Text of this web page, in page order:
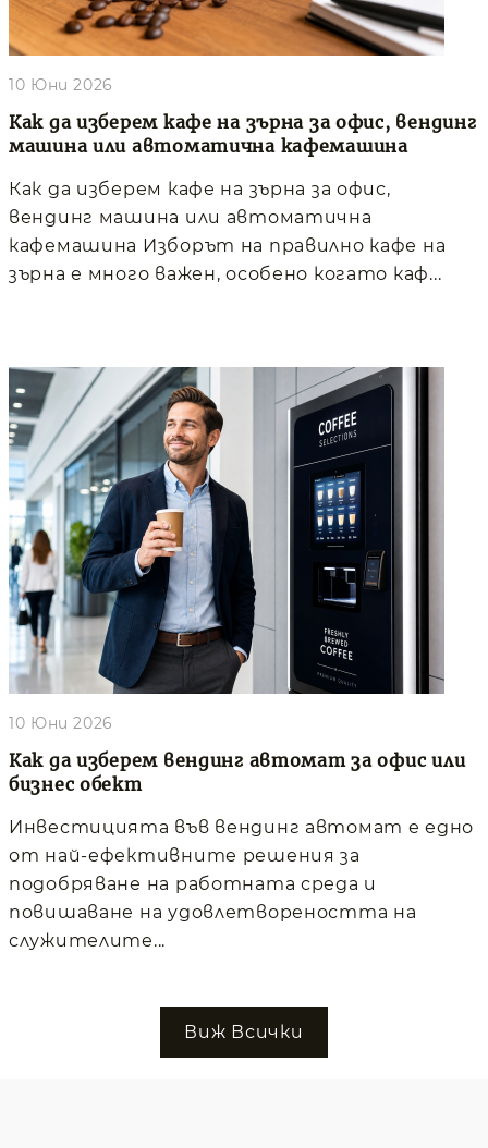
Как да изберем кафе на зърна за офис, вендинг
машина или автоматична кафемашина
10 Юни 2026
Как да изберем кафе на зърна за офис,
вендинг машина или автоматична
кафемашина Изборът на правилно кафе на
зърна е много важен, особено когато каф...
Как да изберем вендинг автомат за офис или
бизнес обект
10 Юни 2026
Инвестицията във вендинг автомат е едно
от най-ефективните решения за
подобряване на работната среда и
повишаване на удовлетвореността на
служителите...
Виж Всички